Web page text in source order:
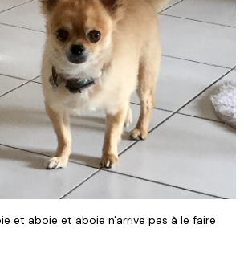
et aboie et aboie n'arrive pas à le faire